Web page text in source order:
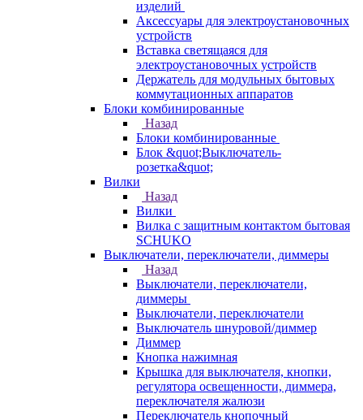
изделий
Аксессуары для электроустановочных
устройств
Вставка светящаяся для
электроустановочных устройств
Держатель для модульных бытовых
коммутационных аппаратов
Блоки комбинированные
Назад
Блоки комбинированные
Блок &quot;Выключатель-
розетка&quot;
Вилки
Назад
Вилки
Вилка с защитным контактом бытовая
SCHUKO
Выключатели, переключатели, диммеры
Назад
Выключатели, переключатели,
диммеры
Выключатели, переключатели
Выключатель шнуровой/диммер
Диммер
Кнопка нажимная
Крышка для выключателя, кнопки,
регулятора освещенности, диммера,
переключателя жалюзи
Переключатель кнопочный